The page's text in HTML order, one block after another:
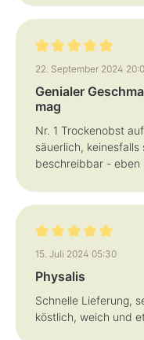
Bewertung mit 5 von
22. September 2024
Genialer
mag
Nr. 1 Trockenobst
säuerlich,
beschreibbar - eben
Bewertung mit 5 von
15. Juli 2024 05:30
Physalis
Schnelle Lieferung,
köstlich, weich und